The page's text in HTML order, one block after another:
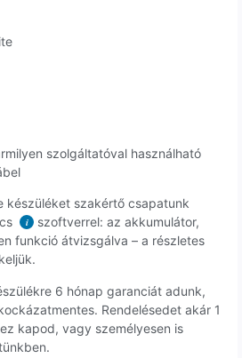
szolgáltatóval használható
készüléket szakértő csapatunk
i
szoftverrel: az akkumulátor,
funkció átvizsgálva – a részletes
6 hónap garanciát adunk,
Rendelésedet akár 1
kapod, vagy személyesen is